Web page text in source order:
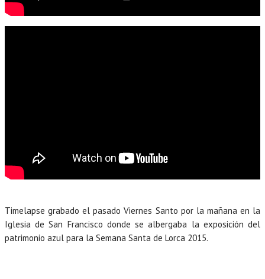
Timelapse grabado el pasado Viernes Santo por la mañana en la
Iglesia de San Francisco donde se albergaba la exposición del
patrimonio azul para la Semana Santa de Lorca 2015.